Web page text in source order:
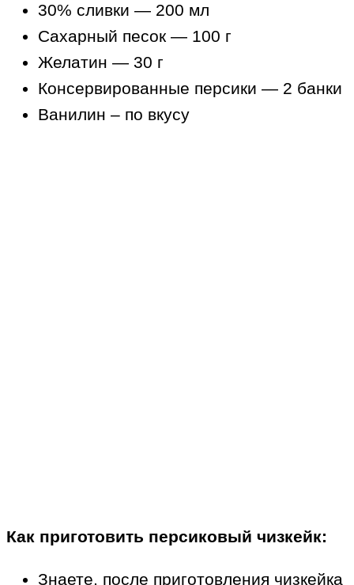
30% сливки — 200 мл
Сахарный песок — 100 г
Желатин — 30 г
Консервированные персики — 2 банки
Ванилин – по вкусу
Как приготовить персиковый чизкейк:
Знаете, после приготовления чизкейка